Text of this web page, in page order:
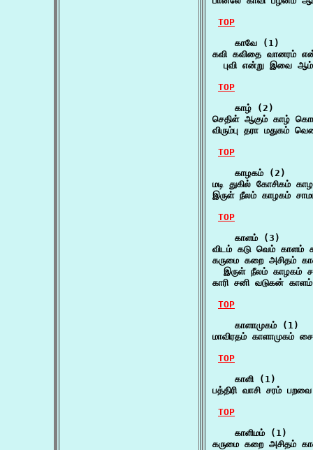
TOP
    காவே (1)
கவி கவிதை வானரம்
புவி என்று இவை
TOP
    காழ் (2)
செதிள் ஆகும் காழ்
விரும்பு தரா மதுகம்
TOP
    காழகம் (2)
மடி துகில் கோசிகம்
இருள் நீலம் காழகம்
TOP
    காளம் (3)
விடம் கடு வெம் காளம்
கருமை கறை அசிதம்
இருள் நீலம் காழகம்
காரி சனி வடுகன்
TOP
    காளாமுகம் (1)
மாவிரதம் காளாமுகம்
TOP
    காளி (1)
பத்திரி வாசி சரம்
TOP
    காளிமம் (1)
கருமை கறை அசிதம்